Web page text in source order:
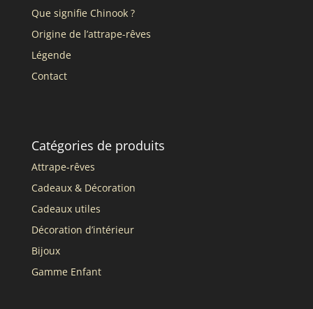
Que signifie Chinook ?
Origine de l’attrape-rêves
Légende
Contact
Catégories de produits
Attrape-rêves
Cadeaux & Décoration
Cadeaux utiles
Décoration d’intérieur
Bijoux
Gamme Enfant